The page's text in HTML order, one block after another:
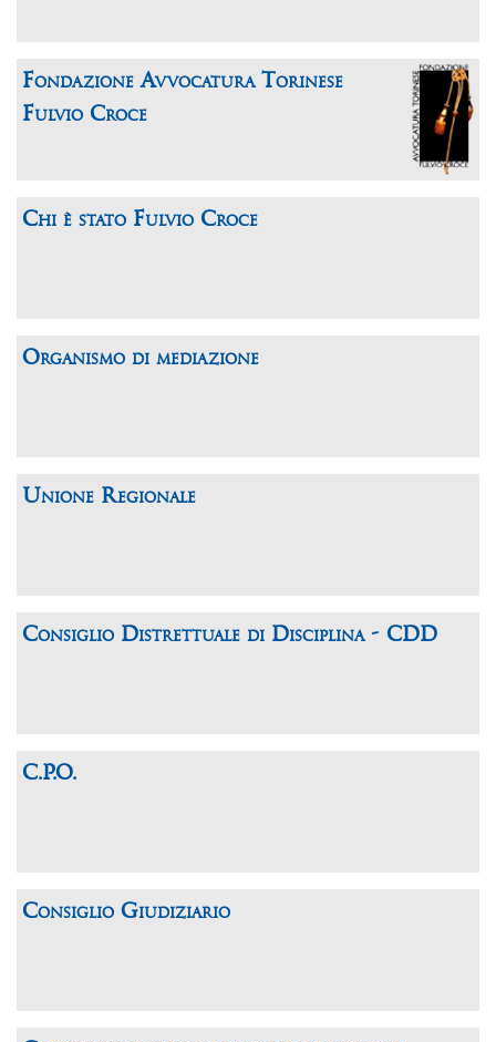
Fondazione Avvocatura Torinese
Fulvio Croce
Chi è stato Fulvio Croce
Organismo di mediazione
Unione Regionale
Consiglio Distrettuale di Disciplina - CDD
C.P.O.
Consiglio Giudiziario